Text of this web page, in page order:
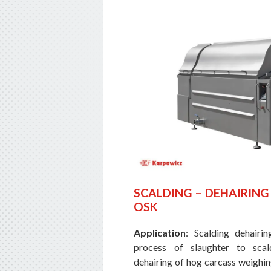
SCALDING –
OSK
Application: Scalding
process of slaughter to
dehairing of hog carcass